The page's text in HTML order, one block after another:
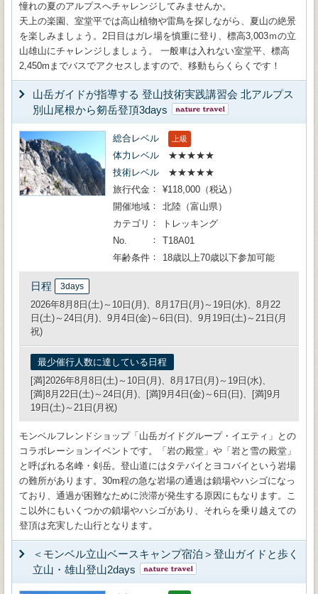
憧れの夏のアルプスへチャレンジしてみませんか。
天上の楽園、室堂平では高山植物や雷鳥を探しながら、夏山の絶景
を楽しみましょう。2日目はガレ場を慎重に登り、標高3,003ｍの立
山雄山にチャレンジしましょう。 一般車は入れない室堂平、標高
2,450mまでバスでアクセスしますので、移動もらくらくです！
山岳ガイドが指導する 登山技術実践講習会 北アルプス
別山尾根から剱岳登頂3days
総合レベル 上級
体力レベル
★★★★★
技術レベル
★★★★★
旅行代金
¥118,000（税込）
開催地域
北陸（富山県）
カテゴリ
トレッキング
No.
T18A01
年齢条件
18歳以上70歳以下参加可能
日程 3days
2026年8月8日(土)～10日(月)、8月17日(月)～19日(水)、8月22
日(土)～24日(月)、9月4日(金)～6日(日)、9月19日(土)～21日(月
祝)
最少催行人数に達している日程
[満]2026年8月8日(土)～10日(月)、8月17日(月)～19日(水)、
[満]8月22日(土)～24日(月)、[満]9月4日(金)～6日(日)、[満]9月
19日(土)～21日(月祝)
モンベルフレンドショップ「山岳ガイドグループ・イエティ」との
コラボレーションイベントです。「岩の殿堂」や「岩と雪の殿堂」
と呼ばれる名峰・剣岳。登山道にはタテバイとヨコバイという岩場
の難所があります。30m程の急な岩場の通過は鎖場やハシゴになっ
ており、通過が困難なために渋滞が発生する原因にもなります。こ
こ以外にもいくつかの鎖場やハシゴがあり、それらを乗り越えての
登頂は充実した山行となります。
＜モンベル立山ベースキャンプ宿泊＞登山ガイドと歩く
立山・雄山登山2days